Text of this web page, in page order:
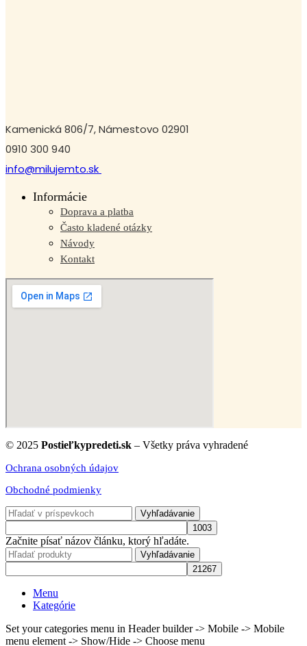
Kamenická 806/7, Námestovo 02901
0910 300 940
info@milujemto.sk
Informácie
Doprava a platba
Často kladené otázky
Návody
Kontakt
© 2025 Postieľkypredeti.sk – Všetky práva vyhradené
Ochrana osobných údajov
Obchodné podmienky
Vyhľadávanie
Začnite písať názov článku, ktorý hľadáte.
Vyhľadávanie
Menu
Kategórie
Set your categories menu in Header builder -> Mobile -> Mobile
menu element -> Show/Hide -> Choose menu